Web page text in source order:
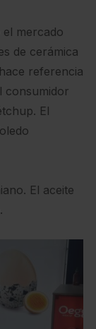
mercado
de cerámica
referencia
consumidor
El
El aceite